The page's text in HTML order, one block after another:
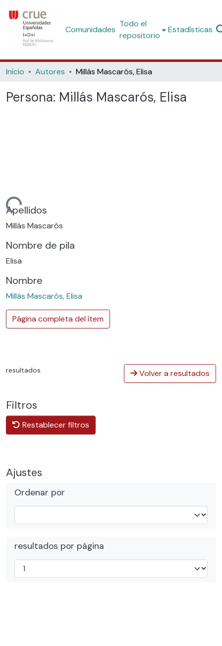
Comunidades
Todo el
repositorio
Estadísticas
Inicio Autores Millás Mascarós, Elisa
Persona: Millás Mascarós, Elisa
Apellidos
Millás Mascarós
Nombre de pila
Elisa
Nombre
Millás Mascarós, Elisa
Página completa del ítem
resultados Volver a resultados
Filtros
Restablecer filtros
Ajustes
Ordenar por
resultados por página